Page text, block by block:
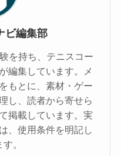
ビ編集部
を持ち、テニスコー
編集しています。メ
もとに、素材・ゲー
し、読者から寄せら
掲載しています。実
、使用条件を明記し
。